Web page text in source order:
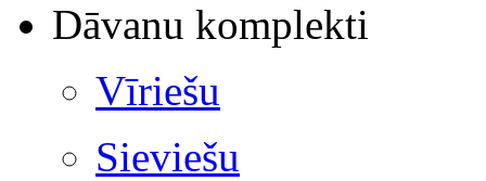
Dāvanu komplekti
Vīriešu
Sieviešu